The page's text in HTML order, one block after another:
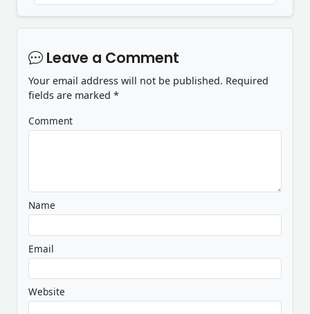
Leave a Comment
Your email address will not be published. Required
fields are marked *
Comment
Name
Email
Website